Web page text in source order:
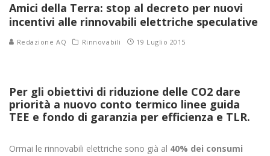
Amici della Terra: stop al decreto per nuovi
incentivi alle rinnovabili elettriche speculative
Redazione AQ Rinnovabili 19 Luglio 2015
Per gli obiettivi di riduzione delle CO2 dare
priorità a nuovo conto termico linee guida
TEE e fondo di garanzia per efficienza e TLR.
Ormai le rinnovabili elettriche sono già al 40% dei consumi